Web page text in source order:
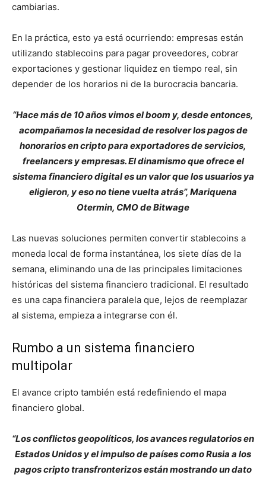
cambiarias.
En la práctica, esto ya está ocurriendo: empresas están
utilizando stablecoins para pagar proveedores, cobrar
exportaciones y gestionar liquidez en tiempo real, sin
depender de los horarios ni de la burocracia bancaria.
“Hace más de 10 años vimos el boom y, desde entonces,
acompañamos la necesidad de resolver los pagos de
honorarios en cripto para exportadores de servicios,
freelancers y empresas. El dinamismo que ofrece el
sistema financiero digital es un valor que los usuarios ya
eligieron, y eso no tiene vuelta atrás”, Mariquena
Otermin, CMO de Bitwage
Las nuevas soluciones permiten convertir stablecoins a
moneda local de forma instantánea, los siete días de la
semana, eliminando una de las principales limitaciones
históricas del sistema financiero tradicional. El resultado
es una capa financiera paralela que, lejos de reemplazar
al sistema, empieza a integrarse con él.
Rumbo a un sistema financiero
multipolar
El avance cripto también está redefiniendo el mapa
financiero global.
“Los conflictos geopolíticos, los avances regulatorios en
Estados Unidos y el impulso de países como Rusia a los
pagos cripto transfronterizos están mostrando un dato